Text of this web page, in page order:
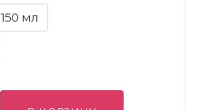
150 мл